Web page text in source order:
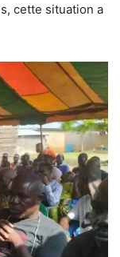
cette situation a